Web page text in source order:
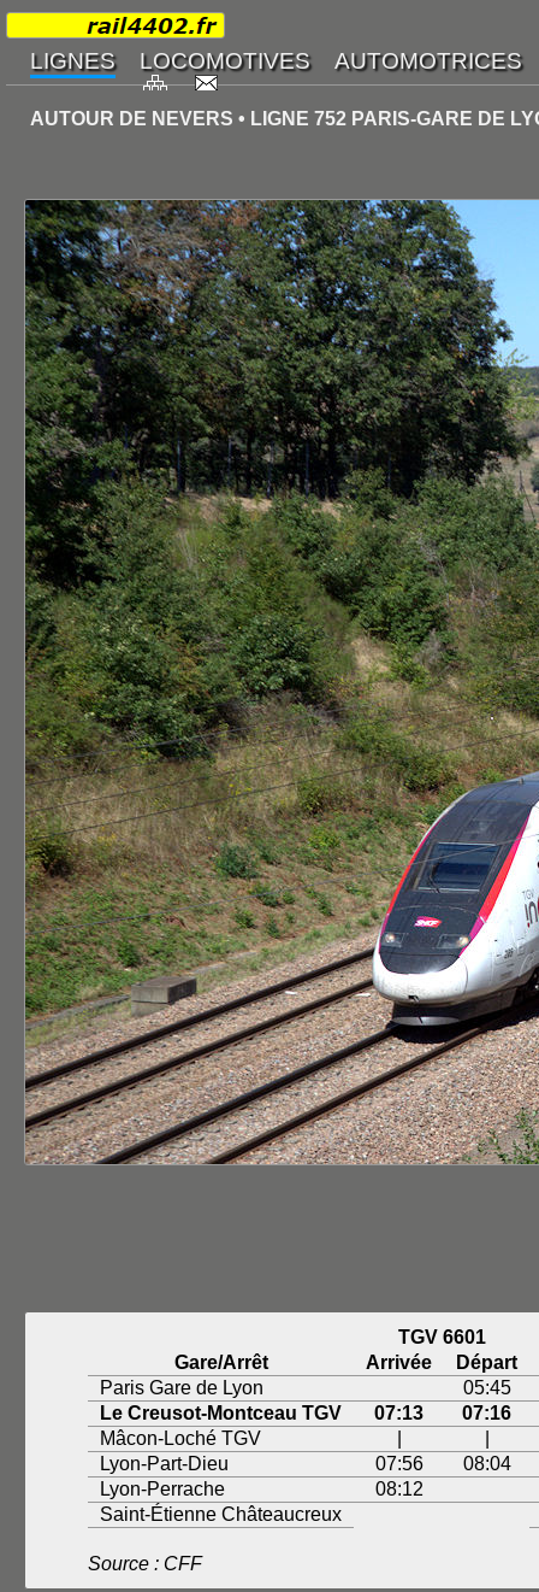
AUTOUR DE NEVERS • LIGNE 752 PARIS-GARE DE
TGV 6601
Gare/Arrêt
Arrivée
Départ
Paris Gare de Lyon
05:45
Le Creusot-Montceau TGV
07:13
07:16
Mâcon-Loché TGV
Lyon-Part-Dieu
07:56
08:04
Lyon-Perrache
08:12
Saint-Étienne Châteaucreux
Source : CFF